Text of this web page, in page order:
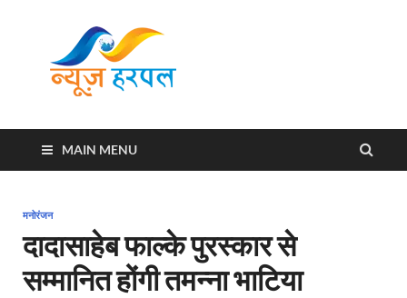
MAIN MENU
मनोरंजन
दादासाहेब फाल्के पुरस्कार से
सम्मानित होंगी तमन्ना भाटिया